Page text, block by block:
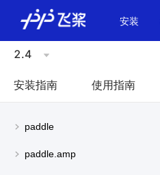
安装
2.4
安装指南 使用指南
paddle
paddle.amp